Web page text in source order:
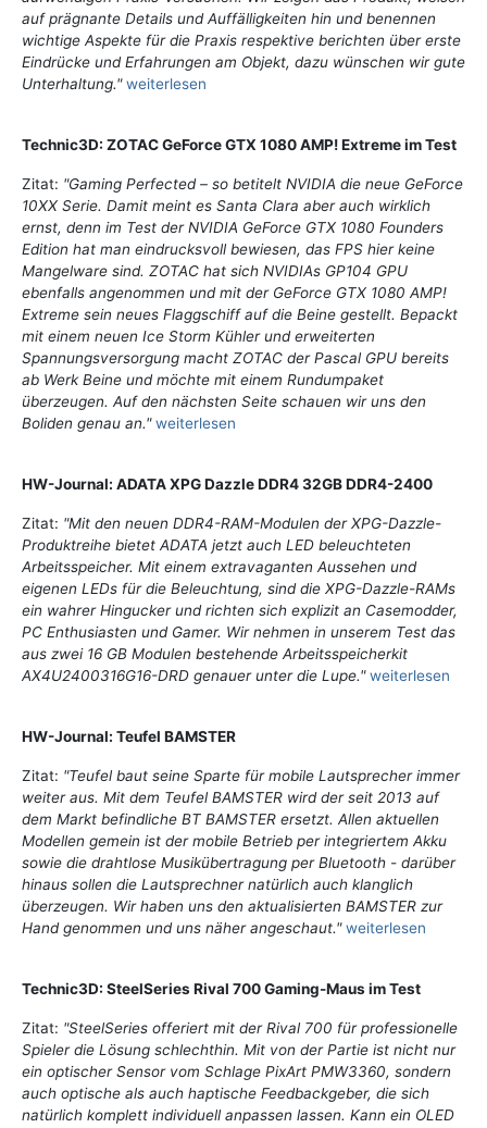
auf prägnante Details und Auffälligkeiten hin und benennen
wichtige Aspekte für die Praxis respektive berichten über erste
Eindrücke und Erfahrungen am Objekt, dazu wünschen wir gute
Unterhaltung." weiterlesen
Technic3D: ZOTAC GeForce GTX 1080 AMP! Extreme im Test
Zitat: "Gaming Perfected – so betitelt NVIDIA die neue GeForce
10XX Serie. Damit meint es Santa Clara aber auch wirklich
ernst, denn im Test der NVIDIA GeForce GTX 1080 Founders
Edition hat man eindrucksvoll bewiesen, das FPS hier keine
Mangelware sind. ZOTAC hat sich NVIDIAs GP104 GPU
ebenfalls angenommen und mit der GeForce GTX 1080 AMP!
Extreme sein neues Flaggschiff auf die Beine gestellt. Bepackt
mit einem neuen Ice Storm Kühler und erweiterten
Spannungsversorgung macht ZOTAC der Pascal GPU bereits
ab Werk Beine und möchte mit einem Rundumpaket
überzeugen. Auf den nächsten Seite schauen wir uns den
Boliden genau an." weiterlesen
HW-Journal: ADATA XPG Dazzle DDR4 32GB DDR4-2400
Zitat: "Mit den neuen DDR4-RAM-Modulen der XPG-Dazzle-
Produktreihe bietet ADATA jetzt auch LED beleuchteten
Arbeitsspeicher. Mit einem extravaganten Aussehen und
eigenen LEDs für die Beleuchtung, sind die XPG-Dazzle-RAMs
ein wahrer Hingucker und richten sich explizit an Casemodder,
PC Enthusiasten und Gamer. Wir nehmen in unserem Test das
aus zwei 16 GB Modulen bestehende Arbeitsspeicherkit
AX4U2400316G16-DRD genauer unter die Lupe." weiterlesen
HW-Journal: Teufel BAMSTER
Zitat: "Teufel baut seine Sparte für mobile Lautsprecher immer
weiter aus. Mit dem Teufel BAMSTER wird der seit 2013 auf
dem Markt befindliche BT BAMSTER ersetzt. Allen aktuellen
Modellen gemein ist der mobile Betrieb per integriertem Akku
sowie die drahtlose Musikübertragung per Bluetooth - darüber
hinaus sollen die Lautsprechner natürlich auch klanglich
überzeugen. Wir haben uns den aktualisierten BAMSTER zur
Hand genommen und uns näher angeschaut." weiterlesen
Technic3D: SteelSeries Rival 700 Gaming-Maus im Test
Zitat: "SteelSeries offeriert mit der Rival 700 für professionelle
Spieler die Lösung schlechthin. Mit von der Partie ist nicht nur
ein optischer Sensor vom Schlage PixArt PMW3360, sondern
auch optische als auch haptische Feedbackgeber, die sich
natürlich komplett individuell anpassen lassen. Kann ein OLED